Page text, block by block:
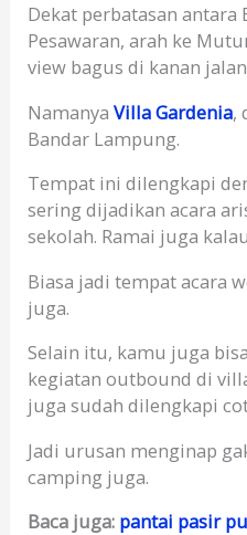
Dekat perbatasan
Pesawaran, arah ke
view bagus di kanan
NamanyaVilla Gardenia,
Bandar Lampung.
Tempat ini dilengkapi
sering dijadikan acara
sekolah. Ramai juga
Biasa jadi tempat acara
juga.
Selain itu, kamu juga
kegiatan outbound di
juga sudah dilengkapi
Jadi urusan menginap
camping juga.
Baca juga: pantai pasir